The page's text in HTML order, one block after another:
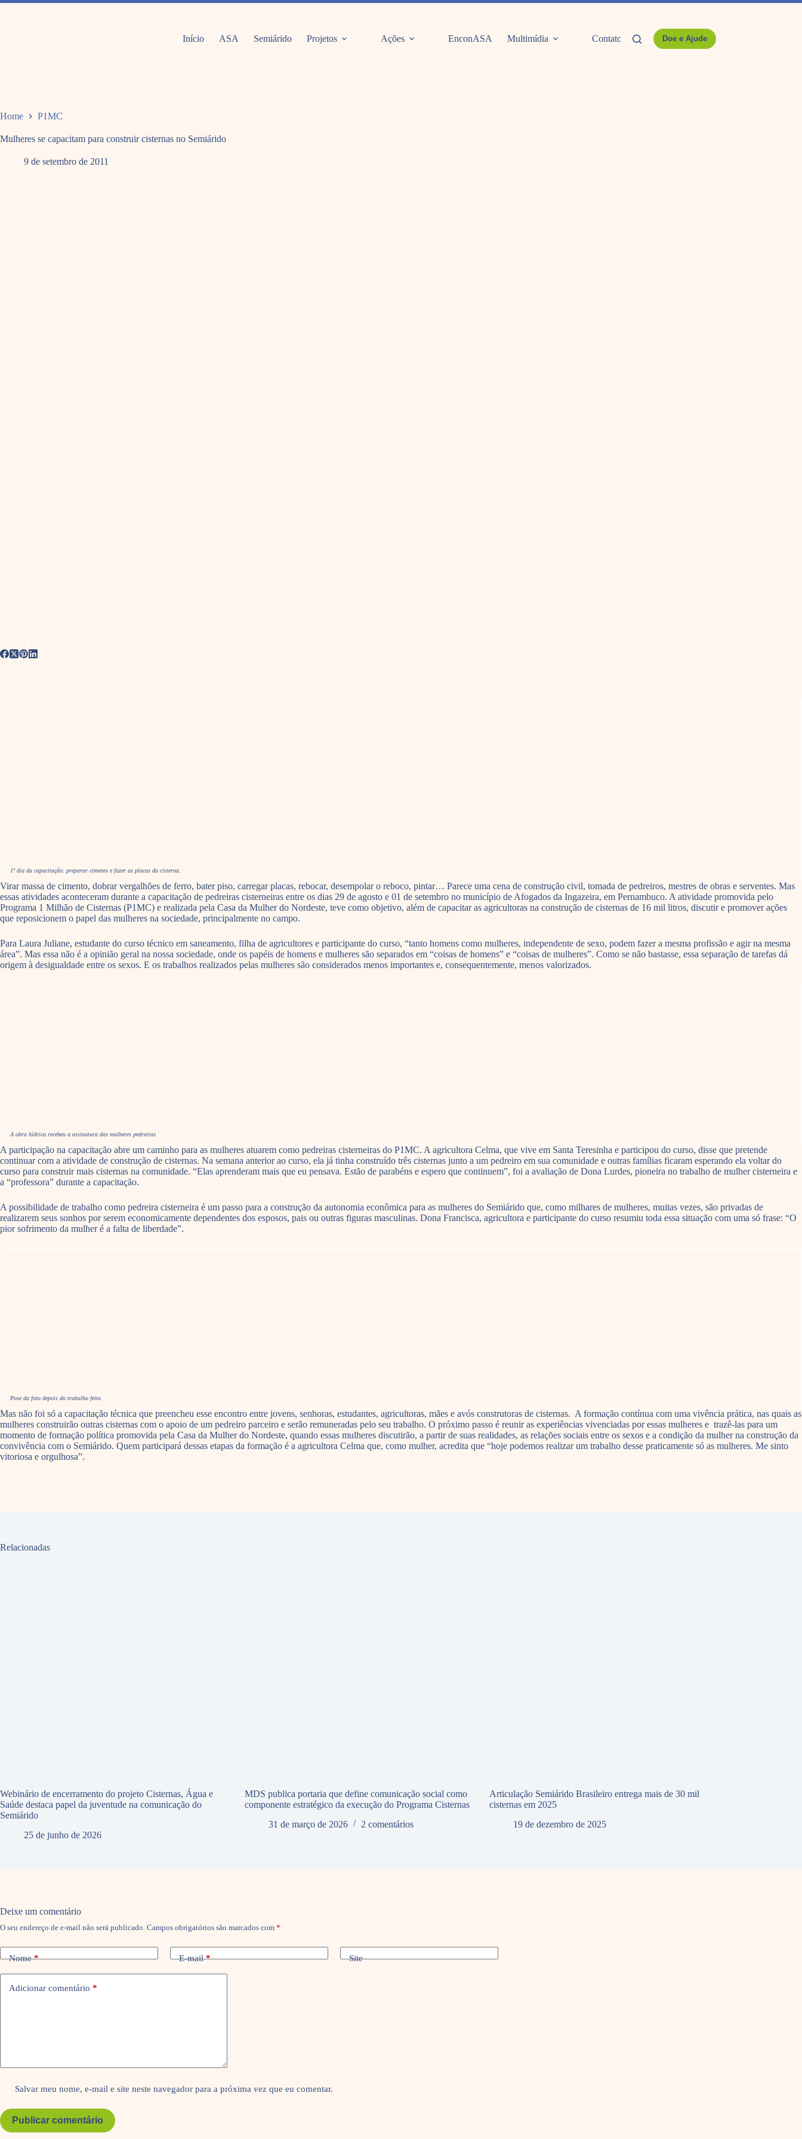
Pular
Início ASA Semiárido Projetos Ações EnconASA Multimídia Contato Doe e Ajude
Home P1MC
Mulheres se capacitam para construir cisternas no Semiárido
9 de setembro de 2011
1º dia da capacitação: preparar cimento e fazer as placas da cisterna.
Virar massa de cimento, dobrar vergalhões de ferro, bater piso, carregar placas, rebocar, desempolar o reboco, pintar… Parece uma cena de construção civil, tomada de pedreiros, mestres de obras e serventes. Mas
essas atividades aconteceram durante a capacitação de pedreiras cisterneiras entre os dias 29 de agosto e 01 de setembro no município de Afogados da Ingazeira, em Pernambuco. A atividade promovida pelo
Programa 1 Milhão de Cisternas (P1MC) e realizada pela Casa da Mulher do Nordeste, teve como objetivo, além de capacitar as agricultoras na construção de cisternas de 16 mil litros, discutir e promover ações
que reposicionem o papel das mulheres na sociedade, principalmente no campo.
Para Laura Juliane, estudante do curso técnico em saneamento, filha de agricultores e participante do curso, “tanto homens como mulheres, independente de sexo, podem fazer a mesma profissão e agir na mesma
área”. Mas essa não é a opinião geral na nossa sociedade, onde os papéis de homens e mulheres são separados em “coisas de homens” e “coisas de mulheres”. Como se não bastasse, essa separação de tarefas dá
origem à desigualdade entre os sexos. E os trabalhos realizados pelas mulheres são considerados menos importantes e, consequentemente, menos valorizados.
A obra hídrica recebeu a assinatura das mulheres pedreiras
A participação na capacitação abre um caminho para as mulheres atuarem como pedreiras cisterneiras do P1MC. A agricultora Celma, que vive em Santa Teresinha e participou do curso, disse que pretende
continuar com a atividade de construção de cisternas. Na semana anterior ao curso, ela já tinha construído três cisternas junto a um pedreiro em sua comunidade e outras famílias ficaram esperando ela voltar do
curso para construir mais cisternas na comunidade. “Elas aprenderam mais que eu pensava. Estão de parabéns e espero que continuem”, foi a avaliação de Dona Lurdes, pioneira no trabalho de mulher cisterneira e
a “professora” durante a capacitação.
A possibilidade de trabalho como pedreira cisterneira é um passo para a construção da autonomia econômica para as mulheres do Semiárido que, como milhares de mulheres, muitas vezes, são privadas de
realizarem seus sonhos por serem economicamente dependentes dos esposos, pais ou outras figuras masculinas. Dona Francisca, agricultora e participante do curso resumiu toda essa situação com uma só frase: “O
pior sofrimento da mulher é a falta de liberdade”.
Pose da foto depois do trabalho feito
Mas não foi só a capacitação técnica que preencheu esse encontro entre jovens, senhoras, estudantes, agricultoras, mães e avós construtoras de cisternas. A formação contínua com uma vivência prática, nas quais as
mulheres construirão outras cisternas com o apoio de um pedreiro parceiro e serão remuneradas pelo seu trabalho. O próximo passo é reunir as experiências vivenciadas por essas mulheres e trazê-las para um
momento de formação política promovida pela Casa da Mulher do Nordeste, quando essas mulheres discutirão, a partir de suas realidades, as relações sociais entre os sexos e a condição da mulher na construção da
convivência com o Semiárido. Quem participará dessas etapas da formação é a agricultora Celma que, como mulher, acredita que “hoje podemos realizar um trabalho desse praticamente só as mulheres. Me sinto
vitoriosa e orgulhosa”.
Relacionadas
Webinário de encerramento do projeto Cisternas, Água e
Saúde destaca papel da juventude na comunicação do
Semiárido
25 de junho de 2026
MDS publica portaria que define comunicação social como
componente estratégico da execução do Programa Cisternas
31 de março de 2026
2 comentários
Articulação Semiárido Brasileiro entrega mais de 30 mil
cisternas em 2025
19 de dezembro de 2025
Deixe um comentário
O seu endereço de e-mail não será publicado. Campos obrigatórios são marcados com *
Nome* E-mail* Site
Adicionar comentário *
Salvar meu nome, e-mail e site neste navegador para a próxima vez que eu comentar.
Publicar comentário